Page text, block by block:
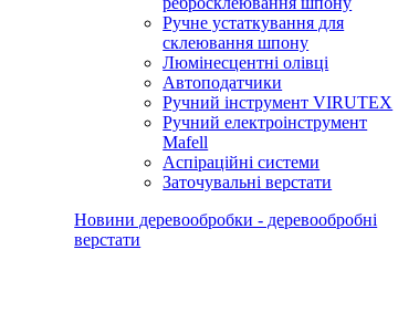
Ручне устаткування для
склеювання шпону
Люмінесцентні олівці
Автоподатчики
Ручний інструмент VIRUTEX
Ручний електроінструмент
Mafell
Аспіраційні системи
Заточувальні верстати
Новини деревообробки - деревообробні
верстати